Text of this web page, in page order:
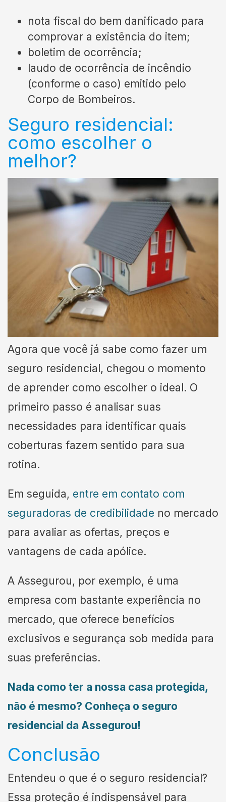
nota fiscal do bem danificado para
comprovar a existência do item;
boletim de ocorrência;
laudo de ocorrência de incêndio
(conforme o caso) emitido pelo
Corpo de Bombeiros.
Seguro residencial:
como escolher o
melhor?
Agora que você já sabe como fazer um
seguro residencial, chegou o momento
de aprender como escolher o ideal. O
primeiro passo é analisar suas
necessidades para identificar quais
coberturas fazem sentido para sua
rotina.
Em seguida, entre em contato com
seguradoras de credibilidade no mercado
para avaliar as ofertas, preços e
vantagens de cada apólice.
A Assegurou, por exemplo, é uma
empresa com bastante experiência no
mercado, que oferece benefícios
exclusivos e segurança sob medida para
suas preferências.
Nada como ter a nossa casa protegida,
não é mesmo? Conheça o seguro
residencial da Assegurou!
Conclusão
Entendeu o que é o seguro residencial?
Essa proteção é indispensável para